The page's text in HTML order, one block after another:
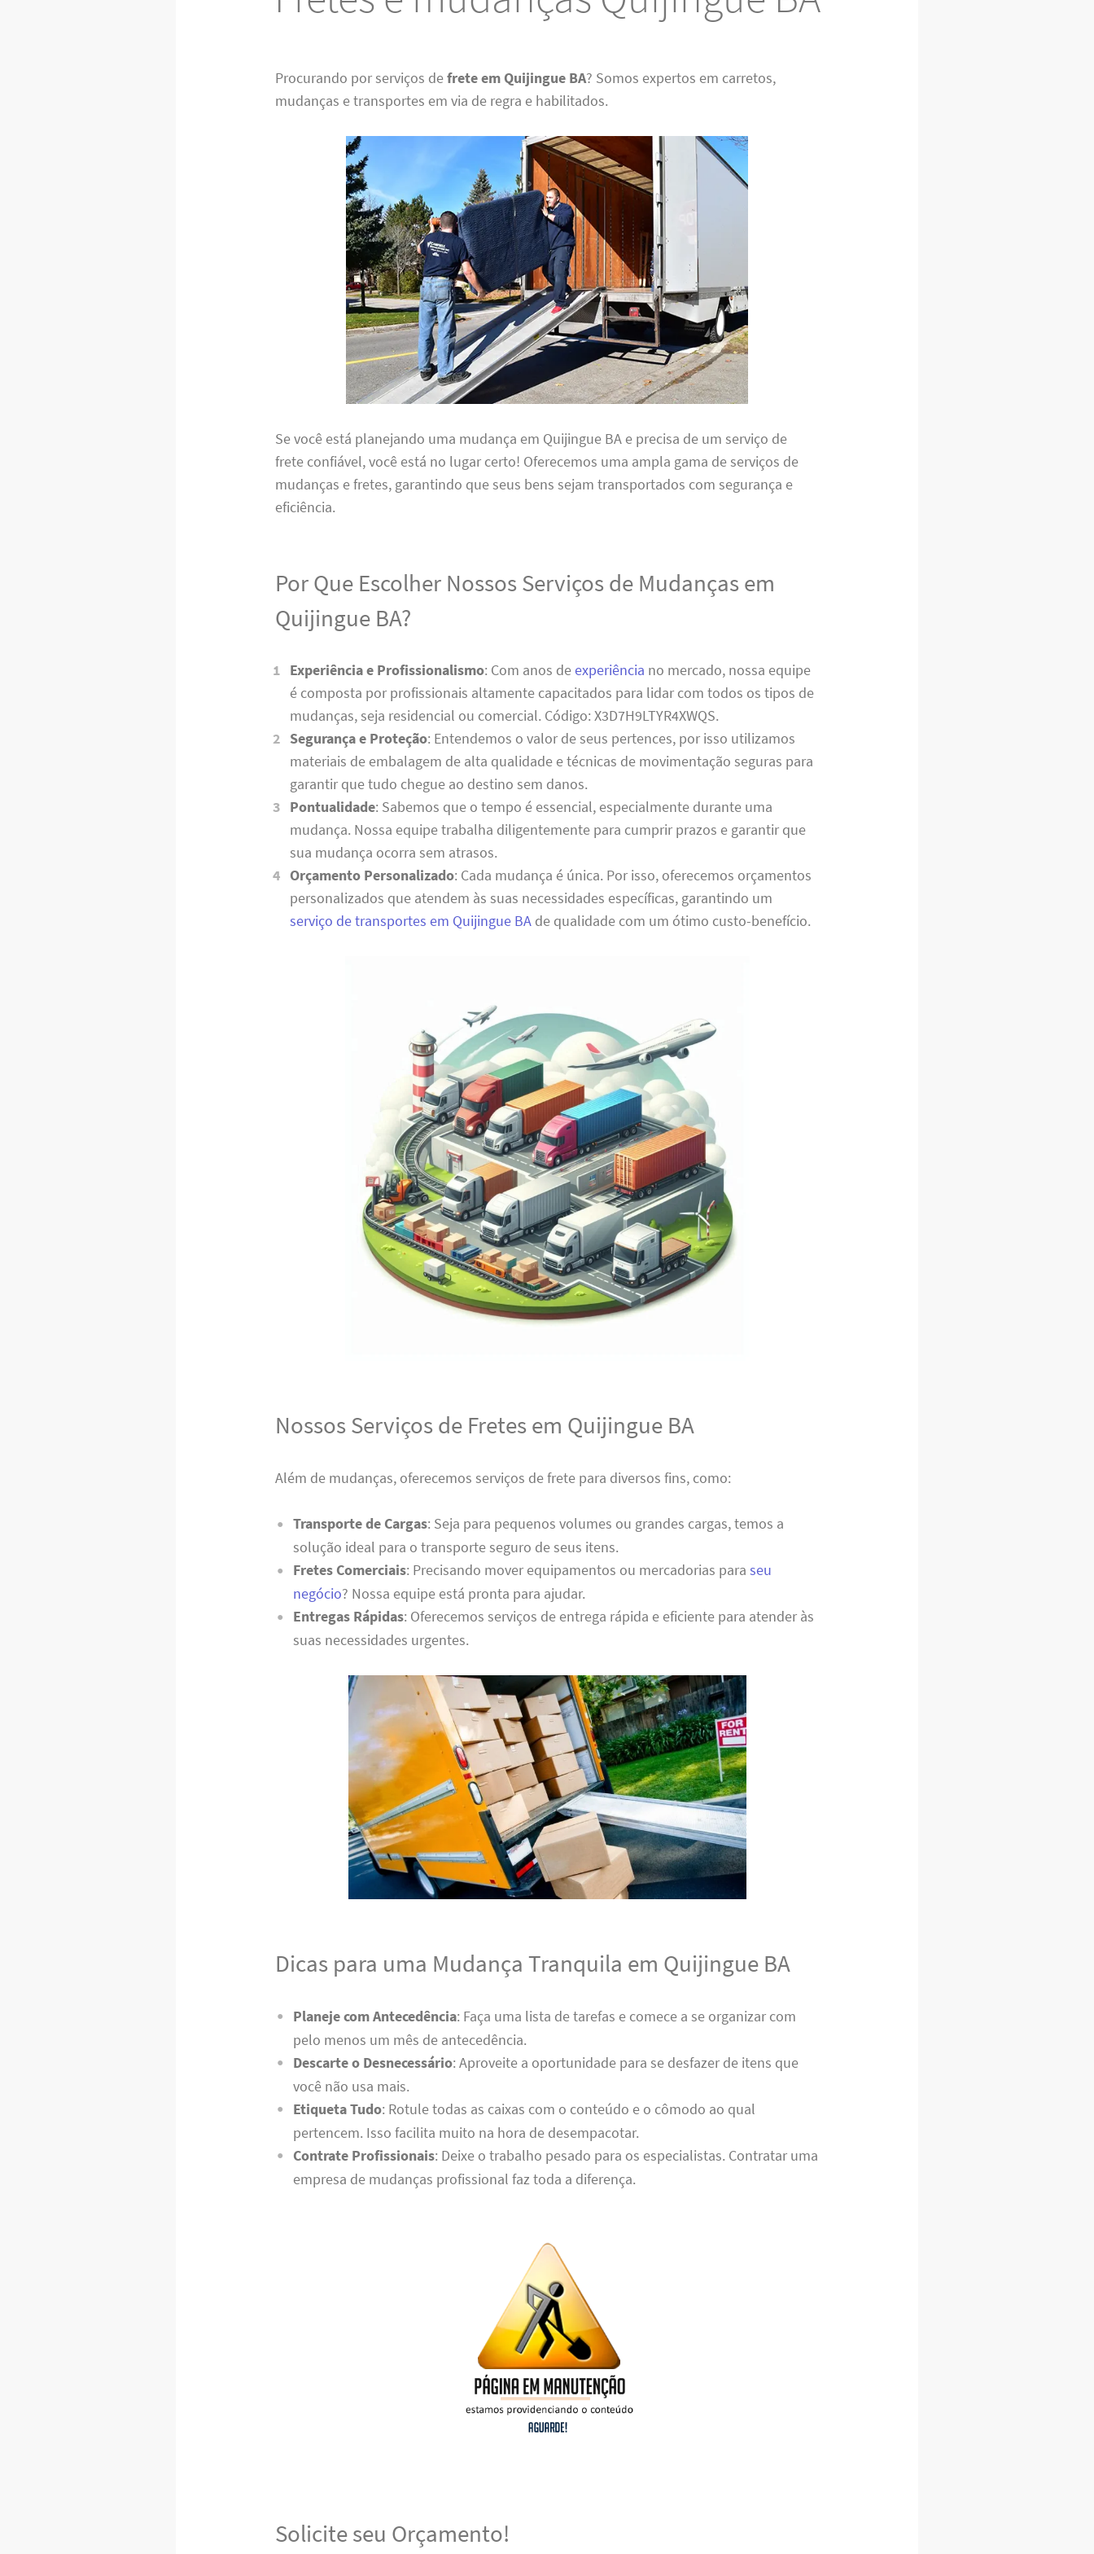
Procurando por serviços defrete em Quijingue BA? Somos expertos em carretos,
mudanças e transportes em via de regra e habilitados.
Se você está planejando uma mudança em Quijingue BA e precisa de um serviço de
frete confiável, você está no lugar certo! Oferecemos uma ampla gama de serviços de
mudanças e fretes, garantindo que seus bens sejam transportados com segurança e
eficiência.
Por Que Escolher Nossos Serviços de Mudanças em
Quijingue BA?
Experiência e Profissionalismo: Com anos deexperiência no mercado, nossa equipe
é composta por profissionais altamente capacitados para lidar com todos os tipos de
mudanças, seja residencial ou comercial. Código: X3D7H9LTYR4XWQS.
Segurança e Proteção: Entendemos o valor de seus pertences, por isso utilizamos
materiais de embalagem de alta qualidade e técnicas de movimentação seguras para
garantir que tudo chegue ao destino sem danos.
Pontualidade: Sabemos que o tempo é essencial, especialmente durante uma
mudança. Nossa equipe trabalha diligentemente para cumprir prazos e garantir que
sua mudança ocorra sem atrasos.
Orçamento Personalizado: Cada mudança é única. Por isso, oferecemos orçamentos
personalizados que atendem às suas necessidades específicas, garantindo um
serviço de transportes em Quijingue BA de qualidade com um ótimo custo-benefício.
Nossos Serviços de Fretes em Quijingue BA
Além de mudanças, oferecemos serviços de frete para diversos fins, como:
Transporte de Cargas: Seja para pequenos volumes ou grandes cargas, temos a
solução ideal para o transporte seguro de seus itens.
Fretes Comerciais: Precisando mover equipamentos ou mercadorias para seu
negócio? Nossa equipe está pronta para ajudar.
Entregas Rápidas: Oferecemos serviços de entrega rápida e eficiente para atender às
suas necessidades urgentes.
Dicas para uma Mudança Tranquila em Quijingue BA
Planeje com Antecedência: Faça uma lista de tarefas e comece a se organizar com
pelo menos um mês de antecedência.
Descarte o Desnecessário: Aproveite a oportunidade para se desfazer de itens que
você não usa mais.
Etiqueta Tudo: Rotule todas as caixas com o conteúdo e o cômodo ao qual
pertencem. Isso facilita muito na hora de desempacotar.
Contrate Profissionais: Deixe o trabalho pesado para os especialistas. Contratar uma
empresa de mudanças profissional faz toda a diferença.
Solicite seu Orçamento!